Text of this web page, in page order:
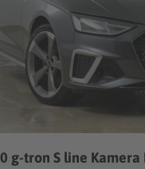
g-tron S line Kamera